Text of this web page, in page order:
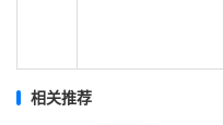
相关推荐